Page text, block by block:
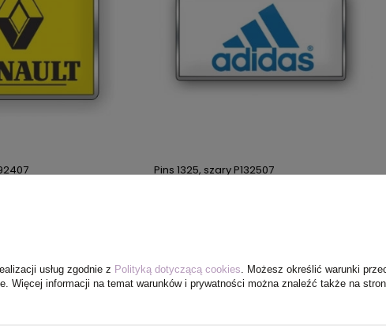
Pins 1325, szary P132507
usług zgodnie z Polityką dotyczącą cookies . Możesz określić warunki
Więcej informacji na temat warunków i prywatności można znaleźć także na